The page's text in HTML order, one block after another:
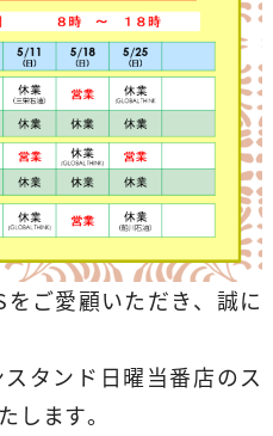
ご愛顧いただき、誠に
タンド日曜当番店のス
します。